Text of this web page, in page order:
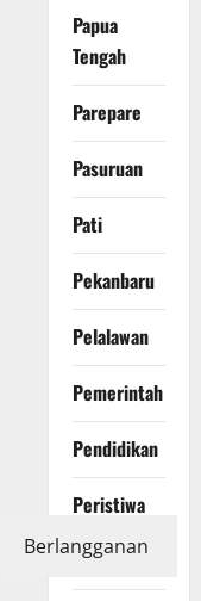
Papua
Tengah
Parepare
Pasuruan
Pati
Pekanbaru
Pelalawan
Pemerintah
Pendidikan
Peristiwa
Photography
Berlangganan